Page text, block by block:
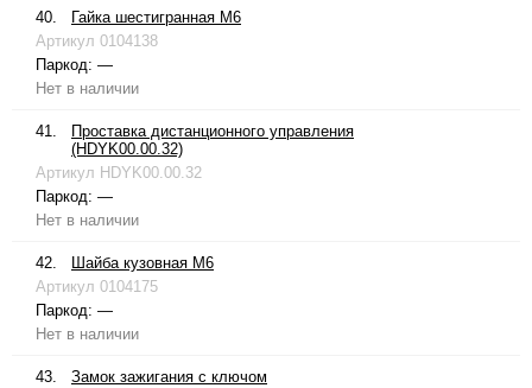
40.
Гайка шестигранная М6
Артикул 0104138
Паркод: —
Нет в наличии
41.
Проставка дистанционного управления
(HDYK00.00.32)
Артикул HDYK00.00.32
Паркод: —
Нет в наличии
42.
Шайба кузовная М6
Артикул 0104175
Паркод: —
Нет в наличии
43.
Замок зажигания с ключом